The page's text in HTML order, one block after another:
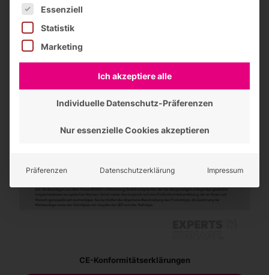
CE-Konformitätserklärungen
Es folgt eine Liste der Service-Gruppen, für die eine
Essenziell
Statistik
Marketing
Ich akzeptiere alle
Individuelle Datenschutz-Präferenzen
Nur essenzielle Cookies akzeptieren
Präferenzen Datenschutzerklärung Impressum